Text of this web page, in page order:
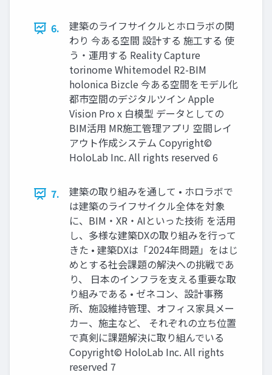
6.
建築のライフサイクルとホロラボの関
わり 今ある空間 設計する 施工する 使
う・運用する Reality Capture
torinome Whitemodel R2-BIM
holonica Bizcle 今ある空間をモデル化
都市空間のデジタルツイン Apple
Vision Pro x 白模型 データとしての
BIM活用 MR施工管理アプリ 空間レイ
アウト作成システム Copyright©
HoloLab Inc. All rights reserved 6
7.
建築の取り組みを通して • ホロラボで
は建築のライフサイクル全体を対象
に、BIM・XR・AIといった技術 を活用
し、多様な建築DXの取り組みを行って
きた • 建築DXは「2024年問題」をはじ
めとする社会課題の解決への挑戦であ
り、 日本のインフラを支える重要な取
り組みである • ゼネコン、設計事務
所、施設維持管理、オフィス家具メー
カー、施主など、 それぞれの立ち位置
で真剣に課題解決に取り組んでいる
Copyright© HoloLab Inc. All rights
reserved 7